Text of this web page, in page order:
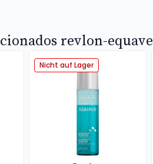
revlon-equave
Nicht auf Lager